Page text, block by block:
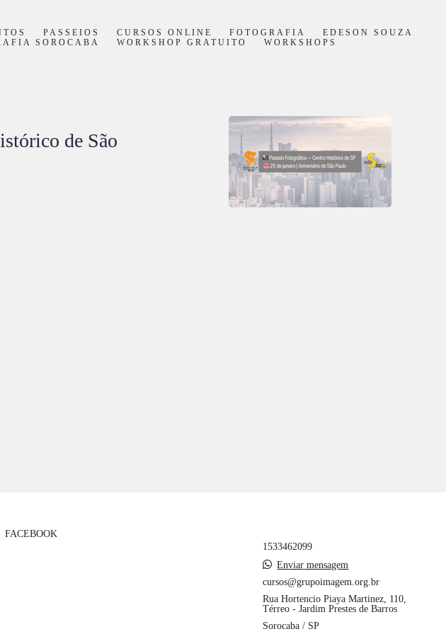
PASSEIOS CURSOS ONLINE FOTOGRAFIA
EDESON SOUZA
SOROCABA WORKSHOP GRATUITO WORKSHOPS
de São
FACEBOOK
1533462099
Enviar mensagem
cursos@grupoimagem.org.br
Rua Hortencio Piaya Martinez, 110,
Térreo - Jardim Prestes de Barros
Sorocaba / SP